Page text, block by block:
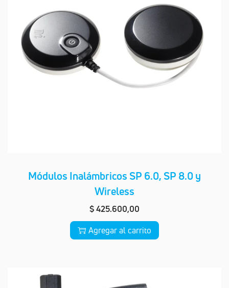
Módulos Inalámbricos SP 6.0, SP 8.0 y
Wireless
$425.600,00
Agregar al carrito